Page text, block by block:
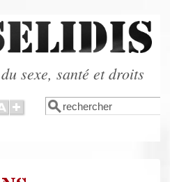
sexe, santé et droits
Formulaire de
Rechercher